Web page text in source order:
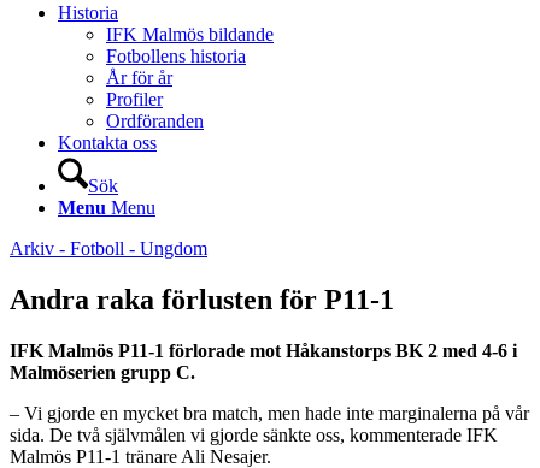
Historia
IFK Malmös bildande
Fotbollens historia
År för år
Profiler
Ordföranden
Kontakta oss
Sök
Menu Menu
Arkiv - Fotboll - Ungdom
Andra raka förlusten för P11-1
IFK Malmös P11-1 förlorade mot Håkanstorps BK 2 med 4-6 i
Malmöserien grupp C.
– Vi gjorde en mycket bra match, men hade inte marginalerna på vår
sida. De två självmålen vi gjorde sänkte oss, kommenterade IFK
Malmös P11-1 tränare Ali Nesajer.